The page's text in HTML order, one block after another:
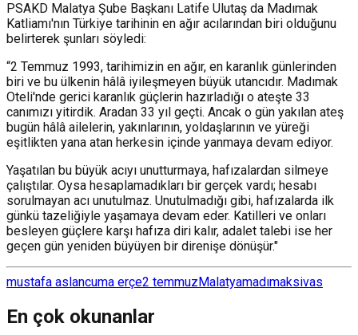
PSAKD Malatya Şube Başkanı Latife Ulutaş da Madımak
Katliamı'nın Türkiye tarihinin en ağır acılarından biri olduğunu
belirterek şunları söyledi:
“2 Temmuz 1993, tarihimizin en ağır, en karanlık günlerinden
biri ve bu ülkenin hâlâ iyileşmeyen büyük utancıdır. Madımak
Oteli'nde gerici karanlık güçlerin hazırladığı o ateşte 33
canımızı yitirdik. Aradan 33 yıl geçti. Ancak o gün yakılan ateş
bugün hâlâ ailelerin, yakınlarının, yoldaşlarının ve yüreği
eşitlikten yana atan herkesin içinde yanmaya devam ediyor.
Yaşatılan bu büyük acıyı unutturmaya, hafızalardan silmeye
çalıştılar. Oysa hesaplamadıkları bir gerçek vardı; hesabı
sorulmayan acı unutulmaz. Unutulmadığı gibi, hafızalarda ilk
günkü tazeliğiyle yaşamaya devam eder. Katilleri ve onları
besleyen güçlere karşı hafıza diri kalır, adalet talebi ise her
geçen gün yeniden büyüyen bir direnişe dönüşür."
mustafa aslancuma erçe2 temmuzMalatyamadımaksivas
En çok okunanlar